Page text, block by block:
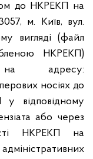
до НКРЕКП на
м. Київ, вул.
вигляді (файл
НКРЕКП)
адресу:
носіях до
у відповідному
або через
НКРЕКП на